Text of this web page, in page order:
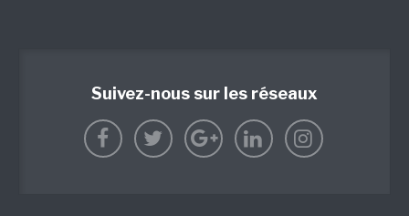
Suivez-nous sur les réseaux